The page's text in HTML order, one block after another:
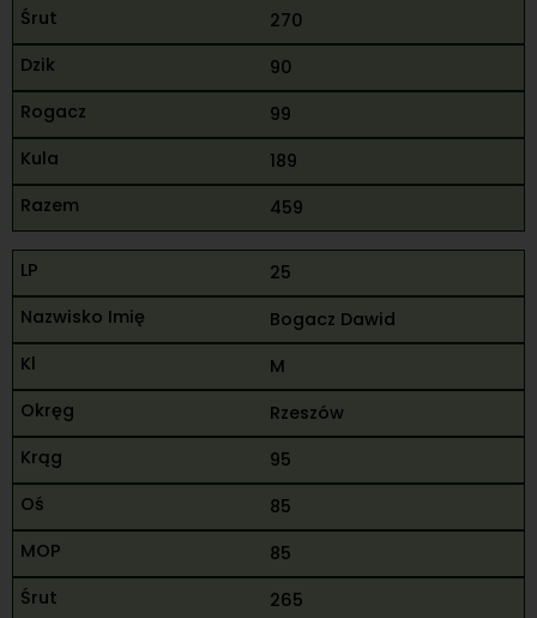
270
90
99
189
459
25
Bogacz Dawid
M
Rzeszów
95
85
85
265